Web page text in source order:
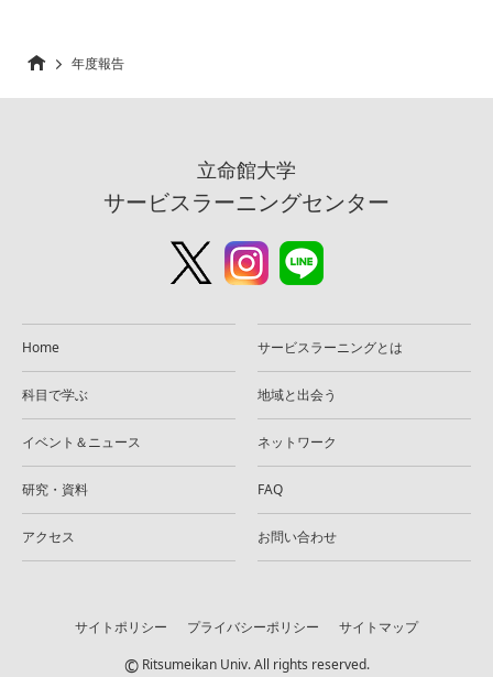
年度報告
立命館大学
サービスラーニングセンター
Home サービスラーニングとは
科目で学ぶ 地域と出会う
イベント＆ニュース ネットワーク
研究・資料 FAQ
アクセス お問い合わせ
サイトポリシー プライバシーポリシー サイトマップ
©Ritsumeikan Univ. All rights reserved.